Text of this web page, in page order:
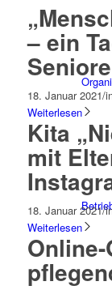
– ein
18. Januar 2021/
Weiterlesen
Kita
mit
18. Januar 2021/
Weiterlesen